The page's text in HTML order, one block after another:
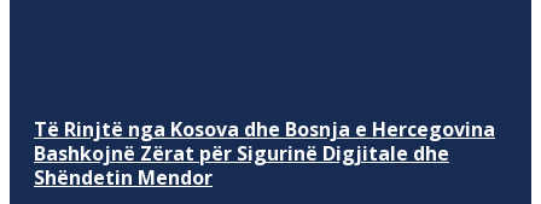
Të Rinjtë nga Kosova dhe Bosnja e Hercegovina
Bashkojnë Zërat për Sigurinë Digjitale dhe
Shëndetin Mendor